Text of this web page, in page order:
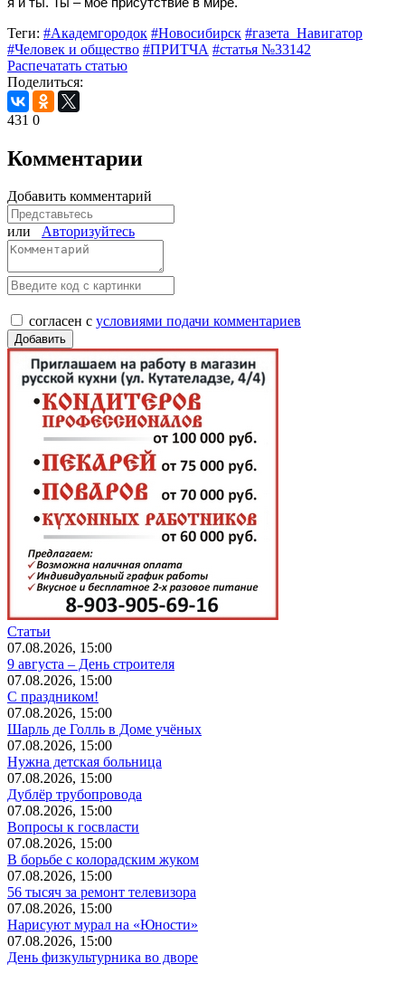
Теги: #Академгородок #Новосибирск #газета_Навигатор
#Человек и общество #ПРИТЧА #статья №33142
Распечатать статью
Поделиться:
431 0
Комментарии
Добавить комментарий
или Авторизуйтесь
согласен с условиями подачи комментариев
Статьи
07.08.2026, 15:00
9 августа – День строителя
07.08.2026, 15:00
С праздником!
07.08.2026, 15:00
Шарль де Голль в Доме учёных
07.08.2026, 15:00
Нужна детская больница
07.08.2026, 15:00
Дублёр трубопровода
07.08.2026, 15:00
Вопросы к госвласти
07.08.2026, 15:00
В борьбе с колорадским жуком
07.08.2026, 15:00
56 тысяч за ремонт телевизора
07.08.2026, 15:00
Нарисуют мурал на «Юности»
07.08.2026, 15:00
День физкультурника во дворе